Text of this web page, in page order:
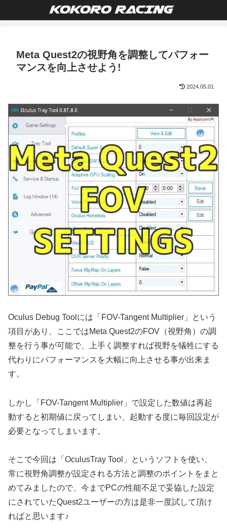
Meta Quest2の視野角を調整してパフォー
マンスを向上させよう!
2024.05.01
Oculus Debug Toolには「FOV-Tangent Multiplier」という
項目があり、ここではMeta Quest2のFOV（視野角）の調
整を行う事が可能で、上手く調整すれば視野を犠牲にする
代わりにパフォーマンスを大幅に向上させる事が出来ま
す。
しかし「FOV-Tangent Multiplier」で設定した数値は再起
動すると初期値に戻ってしまい、起動する度に毎回設定が
必要となってしまいます。
そこで今回は「OculusTray Tool」というソフトを使い、
常に視野角調整が設定される方法と調整のポイントをまと
めてみましたので、今までPCの性能不足で妥協した設定
にされていたQuest2ユーザーの方は是非一度試して頂け
ればと思います♪